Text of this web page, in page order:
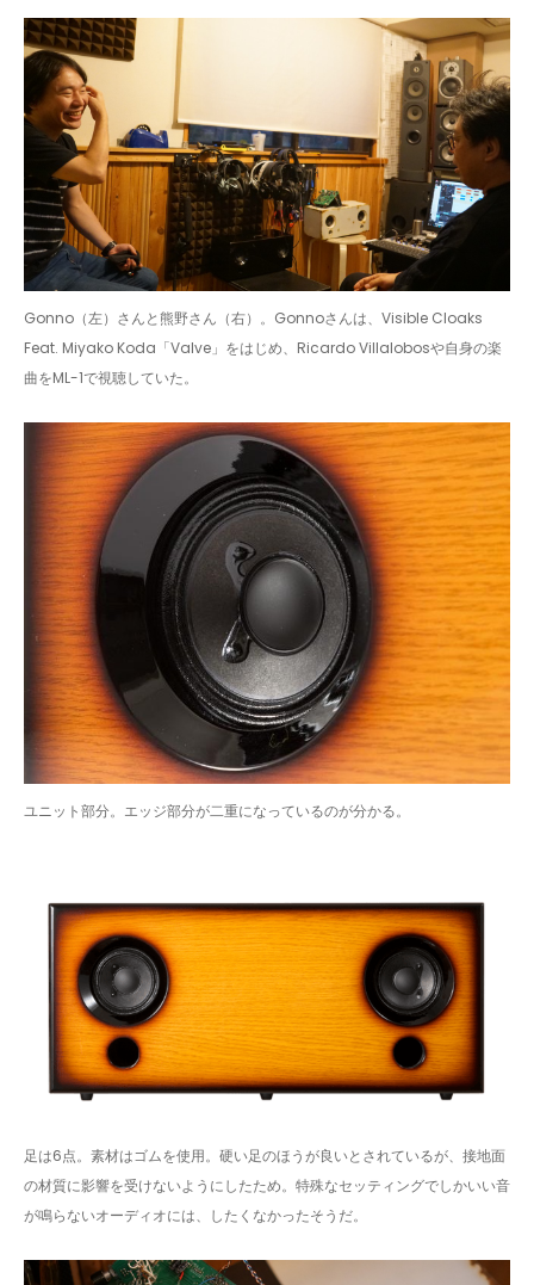
Gonno（左）さんと熊野さん（右）。Gonnoさんは、Visible Cloaks
Feat. Miyako Koda「Valve」をはじめ、Ricardo Villalobosや自身の楽
曲をML-1で視聴していた。
ユニット部分。エッジ部分が二重になっているのが分かる。
足は6点。素材はゴムを使用。硬い足のほうが良いとされているが、接地面
の材質に影響を受けないようにしたため。特殊なセッティングでしかいい音
が鳴らないオーディオには、したくなかったそうだ。